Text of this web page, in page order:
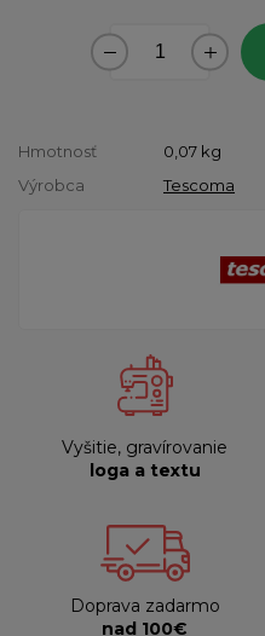
Hmotnosť 0,07 kg
Výrobca
Tescoma
Vyšitie, gravírovanie
loga a textu
Doprava zadarmo
nad 100€